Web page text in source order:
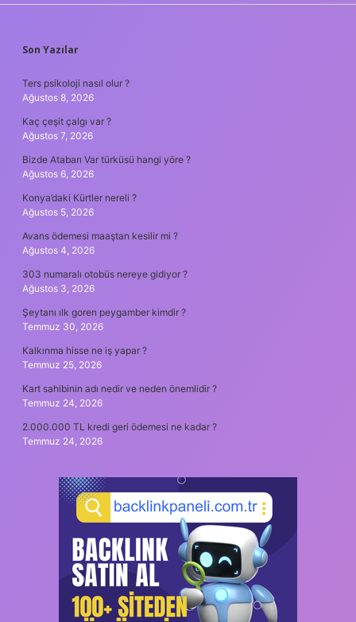
SIDEBAR
Son Yazılar
Ters psikoloji nasıl olur ?
Ağustos 8, 2026
Kaç çeşit çalgı var ?
Ağustos 7, 2026
Bizde Atabarı Var türküsü hangi yöre ?
Ağustos 6, 2026
Konya’daki Kürtler nereli ?
Ağustos 5, 2026
Avans ödemesi maaştan kesilir mi ?
Ağustos 4, 2026
303 numaralı otobüs nereye gidiyor ?
Ağustos 3, 2026
Şeytanı ılk goren peygamber kimdir ?
Temmuz 30, 2026
Kalkınma hisse ne iş yapar ?
Temmuz 25, 2026
Kart sahibinin adı nedir ve neden önemlidir ?
Temmuz 24, 2026
2.000.000 TL kredi geri ödemesi ne kadar ?
Temmuz 24, 2026